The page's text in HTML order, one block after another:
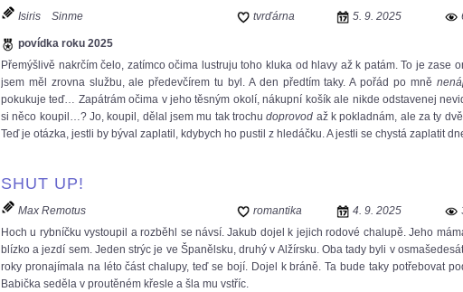
Isiris Sinme tvrďárna 5. 9. 2025
povídka roku 2025
Přemýšlivě nakrčím čelo, zatímco očima lustruju toho kluka od hlavy až k patám. To je zase
jsem měl zrovna službu, ale předevčírem tu byl. A den předtím taky. A pořád po mně
pokukuje teď… Zapátrám očima v jeho těsným okolí, nákupní košík ale nikde odstavenej
si něco koupil…? Jo, koupil, dělal jsem mu tak trochudoprovod až k pokladnám, ale za ty
Teď je otázka, jestli by býval zaplatil, kdybych ho pustil z hledáčku. A jestli se chystá zaplatit
SHUT UP!
Max Remotus romantika 4. 9. 2025
Hoch u rybníčku vystoupil a rozběhl se návsí. Jakub dojel k jejich rodové chalupě. Jeho
blízko a jezdí sem. Jeden strýc je ve Španělsku, druhý v Alžírsku. Oba tady byli v
roky pronajímala na léto část chalupy, teď se bojí. Dojel k bráně. Ta bude taky potřebovat
Babička seděla v proutěném křesle a šla mu vstříc.